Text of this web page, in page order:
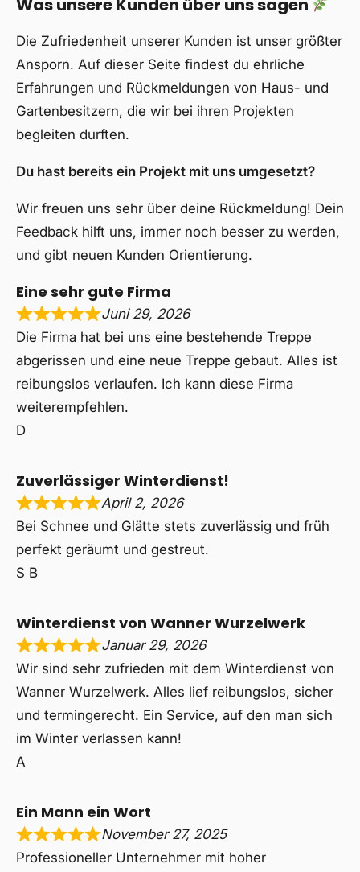
Was unsere Kunden über uns sagen
Die Zufriedenheit unserer Kunden ist unser größter
Ansporn. Auf dieser Seite findest du ehrliche
Erfahrungen und Rückmeldungen von Haus- und
Gartenbesitzern, die wir bei ihren Projekten
begleiten durften.
Du hast bereits ein Projekt mit uns umgesetzt?
Wir freuen uns sehr über deine Rückmeldung! Dein
Feedback hilft uns, immer noch besser zu werden,
und gibt neuen Kunden Orientierung.
Eine sehr gute Firma
Juni 29, 2026
Die Firma hat bei uns eine bestehende Treppe
abgerissen und eine neue Treppe gebaut. Alles ist
reibungslos verlaufen. Ich kann diese Firma
weiterempfehlen.
D
Zuverlässiger Winterdienst!
April 2, 2026
Bei Schnee und Glätte stets zuverlässig und früh
perfekt geräumt und gestreut.
S B
Winterdienst von Wanner Wurzelwerk
Januar 29, 2026
Wir sind sehr zufrieden mit dem Winterdienst von
Wanner Wurzelwerk. Alles lief reibungslos, sicher
und termingerecht. Ein Service, auf den man sich
im Winter verlassen kann!
A
Ein Mann ein Wort
November 27, 2025
Professioneller Unternehmer mit hoher